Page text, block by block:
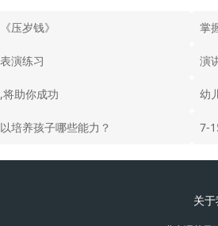
压岁钱》 掌
演练习 演
助你成功 幼
培养孩子哪些能力？ 7-
关